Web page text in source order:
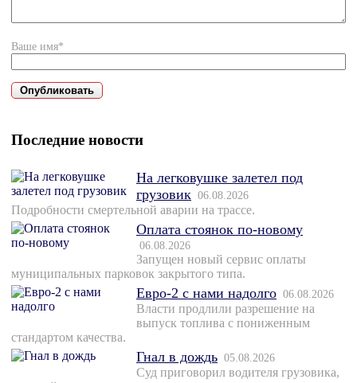
Ваше имя*
Последние новости
На легковушке залетел под
грузовик 06.08.2026
Подробности смертельной аварии на трассе.
Оплата стоянок по-новому
06.08.2026
Запущен новый сервис оплаты
муниципальных парковок закрытого типа.
Евро-2 с нами надолго 06.08.2026
Власти продлили разрешение на
выпуск топлива с пониженным
стандартом качества.
Гнал в дождь 05.08.2026
Суд приговорил водителя грузовика,